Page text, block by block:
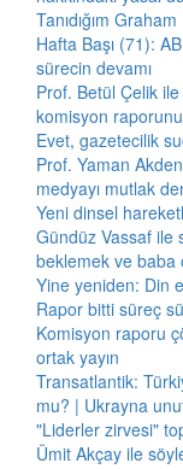
Tanıdığım
Hafta Başı (71):
sürecin devamı
Prof. Betül Çelik
komisyon
Evet, gazetecilik
Prof. Yaman
medyayı mutlak
Yeni dinsel
Gündüz Vassaf ile
beklemek ve baba
Yine yeniden: Din
Rapor bitti süreç
Komisyon raporu
ortak yayın
Transatlantik:
mu? | Ukrayna
"Liderler zirvesi"
Ümit Akçay ile